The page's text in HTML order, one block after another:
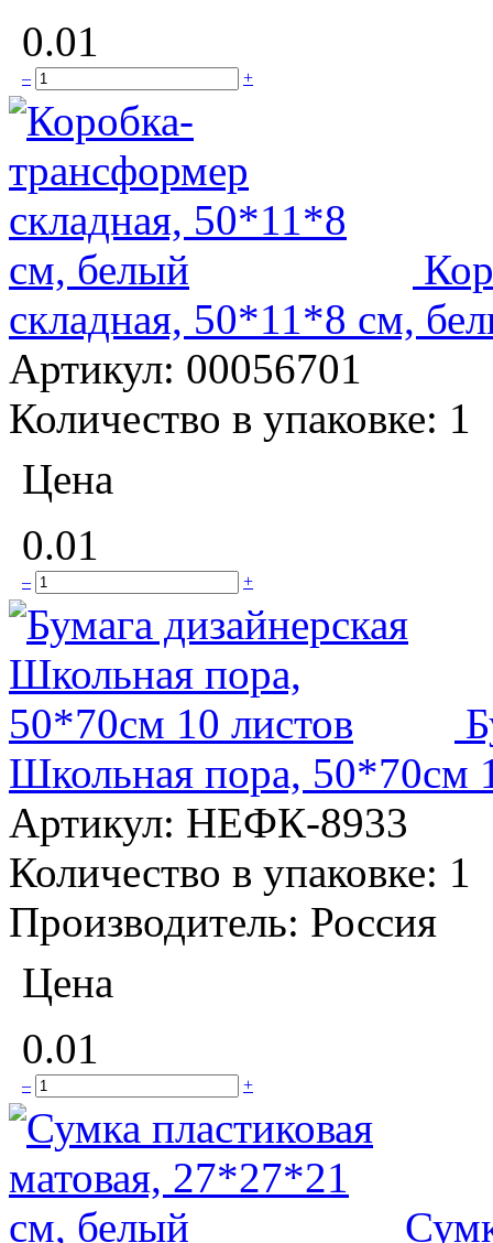
0.01
– +
складная, 50*11*8 см,
Артикул: 00056701
Количество в упаковке: 1
Цена
0.01
– +
Школьная пора, 50*70см
Артикул: НЕФК-8933
Количество в упаковке: 1
Производитель: Россия
Цена
0.01
– +